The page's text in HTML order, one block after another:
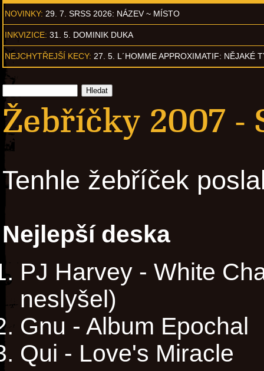
NOVINKY: 29. 7. SRSS 2026: NÁZEV ~ MÍSTO
INKVIZICE: 31. 5. DOMINIK DUKA
NEJCHYTŘEJŠÍ KECY: 27. 5. L´HOMME APPROXIMATIF: NĚJAKÉ
Žebříčky 2007 -
Tenhle žebříček
Nejlepší deska
PJ Harvey - White
neslyšel)
Gnu - Album Epochal
Qui - Love's Miracle